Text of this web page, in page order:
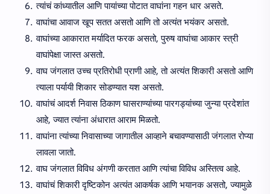
त्यांचं कांध्यातील आणि पायांच्या पोटात वाघांना गहन धार असते.
वाघांचा आवाज खूप सतत असतो आणि तो अत्यंत भयंकर असतो.
वाघांच्या आकारात मर्यादित फरक असतो, पुरुष वाघांचा आकार स्त्री
वाघांपेक्षा जास्त असतो.
वाघ जंगलात उच्च प्रतिरोधी प्राणी आहे, तो अत्यंत शिकारी असतो आणि
त्याला पर्यायी शिकार सोडण्यात यश असतो.
वाघांचं आदर्श निवास ठिकाण घासराण्यांच्या पारगड्यांच्या जुन्या प्रदेशांत
आहे, ज्यात त्यांना अंधारात आराम मिळतो.
वाघांना त्यांच्या निवासाच्या जागातील आव्हाने बचावण्यासाठी जंगलात रोप्या
लावला जातो.
वाघ जंगलात विविध अंगणी करतात आणि त्यांचा विविध अस्तित्व आहे.
वाघांचं शिकारी दृष्टिकोन अत्यंत आकर्षक आणि भयानक असतो, ज्यामुळे